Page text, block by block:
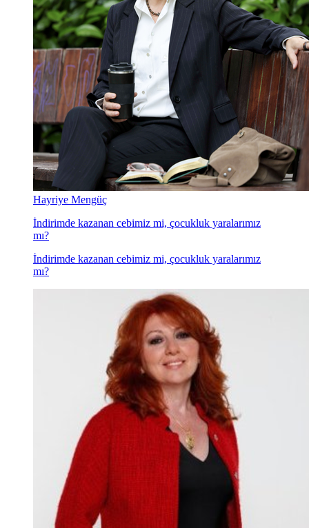
Hayriye Mengüç
İndirimde kazanan cebimiz mi, çocukluk yaralarımız
mı?
İndirimde kazanan cebimiz mi, çocukluk yaralarımız
mı?